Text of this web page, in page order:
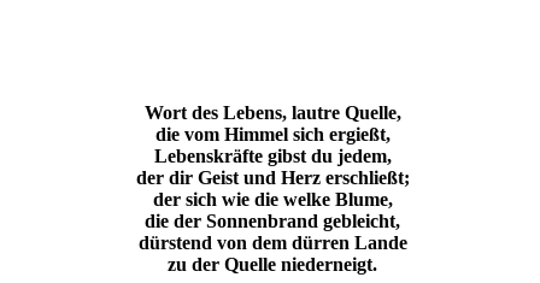
Wort des Lebens, lautre Quelle,
die vom Himmel sich ergießt,
Lebenskräfte gibst du jedem,
der dir Geist und Herz erschließt;
der sich wie die welke Blume,
die der Sonnenbrand gebleicht,
dürstend von dem dürren Lande
zu der Quelle niederneigt.